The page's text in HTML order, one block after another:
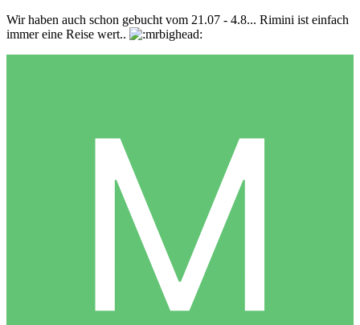
Wir haben auch schon gebucht vom 21.07 - 4.8... Rimini ist einfach
immer eine Reise wert..